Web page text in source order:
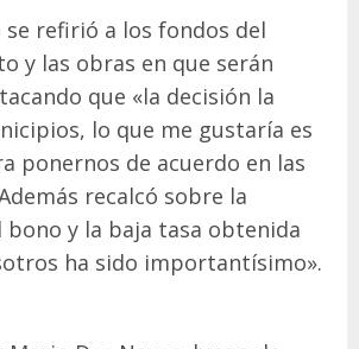
se refirió a los fondos del
y las obras en que serán
que «la decisión la
lo que me gustaría es
ponernos de acuerdo en las
recalcó sobre la
bono y la baja tasa obtenida
ha sido importantísimo».